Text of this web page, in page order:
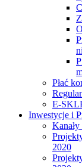
Płać
E-
Inwestycje i
2020